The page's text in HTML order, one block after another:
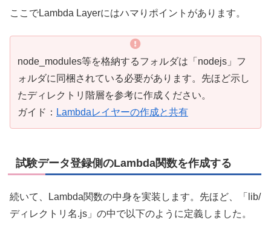
ここでLambda Layerにはハマりポイントがあります。
node_modules等を格納するフォルダは「nodejs」フ
ォルダに同梱されている必要があります。先ほど示し
たディレクトリ階層を参考に作成ください。
ガイド： Lambdaレイヤーの作成と共有
試験データ登録側のLambda関数を作成する
続いて、Lambda関数の中身を実装します。先ほど、「lib/
ディレクトリ名.js」の中で以下のように定義しました。